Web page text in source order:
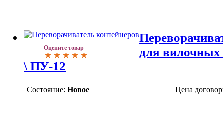
Оцените товар
для вилочных
\ ПУ-12
Состояние: Новое Цена